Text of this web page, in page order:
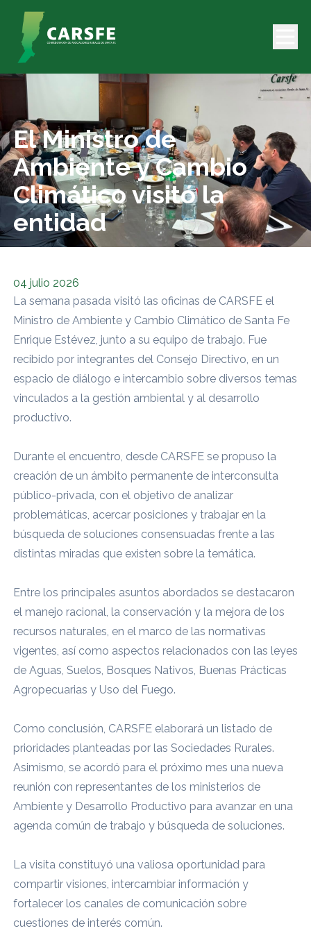
El Ministro de
Ambiente y Cambio
Climático visitó la
entidad
04 julio 2026
La semana pasada visitó las oficinas de CARSFE el
Ministro de Ambiente y Cambio Climático de Santa Fe
Enrique Estévez, junto a su equipo de trabajo. Fue
recibido por integrantes del Consejo Directivo, en un
espacio de diálogo e intercambio sobre diversos temas
vinculados a la gestión ambiental y al desarrollo
productivo.
Durante el encuentro, desde CARSFE se propuso la
creación de un ámbito permanente de interconsulta
público-privada, con el objetivo de analizar
problemáticas, acercar posiciones y trabajar en la
búsqueda de soluciones consensuadas frente a las
distintas miradas que existen sobre la temática.
Entre los principales asuntos abordados se destacaron
el manejo racional, la conservación y la mejora de los
recursos naturales, en el marco de las normativas
vigentes, así como aspectos relacionados con las leyes
de Aguas, Suelos, Bosques Nativos, Buenas Prácticas
Agropecuarias y Uso del Fuego.
Como conclusión, CARSFE elaborará un listado de
prioridades planteadas por las Sociedades Rurales.
Asimismo, se acordó para el próximo mes una nueva
reunión con representantes de los ministerios de
Ambiente y Desarrollo Productivo para avanzar en una
agenda común de trabajo y búsqueda de soluciones.
La visita constituyó una valiosa oportunidad para
compartir visiones, intercambiar información y
fortalecer los canales de comunicación sobre